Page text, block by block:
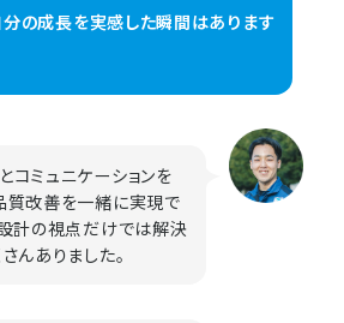
の成長を実感した瞬間はあります
ミュニケーションを
質改善を一緒に実現で
計の視点だけでは解決
んありました。